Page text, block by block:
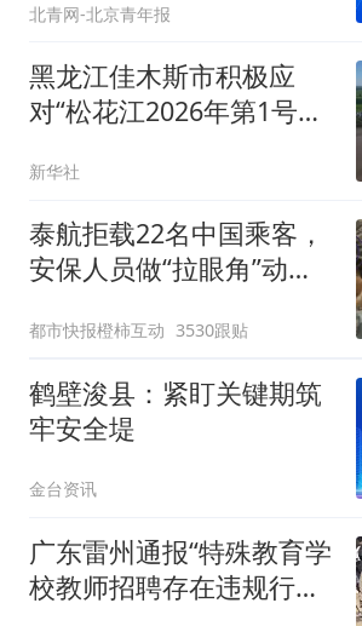
北青网-北京青年报
黑龙江佳木斯市积极应
对“松花江2026年第1号洪
新华社
泰航拒载22名中国乘客，
安保人员做“拉眼角”动
拒绝登机决定由航司作
出；亲历者：曾承诺免费
改签但没兑现
都市快报橙柿互动 3530跟贴
鹤壁浚县：紧盯关键期筑
牢安全堤
金台资讯
广东雷州通报“特殊教育学
校教师招聘存在违规行